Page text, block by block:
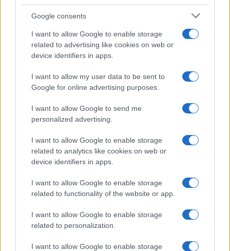
Google consents
I want to allow Google to enable storage
related to advertising like cookies on web or
device identifiers in apps.
I want to allow my user data to be sent to
Google for online advertising purposes.
I want to allow Google to send me
personalized advertising.
I want to allow Google to enable storage
related to analytics like cookies on web or
device identifiers in apps.
I want to allow Google to enable storage
related to functionality of the website or app.
I want to allow Google to enable storage
related to personalization.
I want to allow Google to enable storage
Attorno a Basoccu, nelle ore successive al
ferimento, si è stretta anche lacomunità ultras
bianconera. Sui social è comparso un messaggio
di sostegno firmato dai Viking, mentre allo stadio
la notizia dell’incidente ha provocato la protesta
dei tifosi juventini: la gara è iniziata con oltre
un’ora di ritardo e diversi sostenitori hanno
lasciato gli spalti.
Una vita tra Milano e la curva
bianconera
dimensioni:da una parte il professionista
milanese, commercialista con una vita costruita
lontano dalla città d’origine;dall’altra l’ultrà